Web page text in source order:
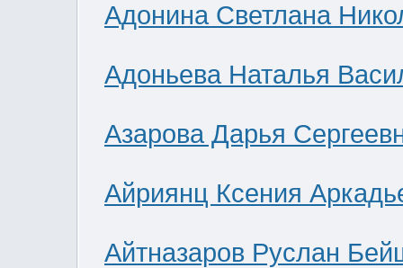
Адонина Светлана
Адоньева Наталья
Азарова Дарья
Айриянц Ксения
Айтназаров Руслан